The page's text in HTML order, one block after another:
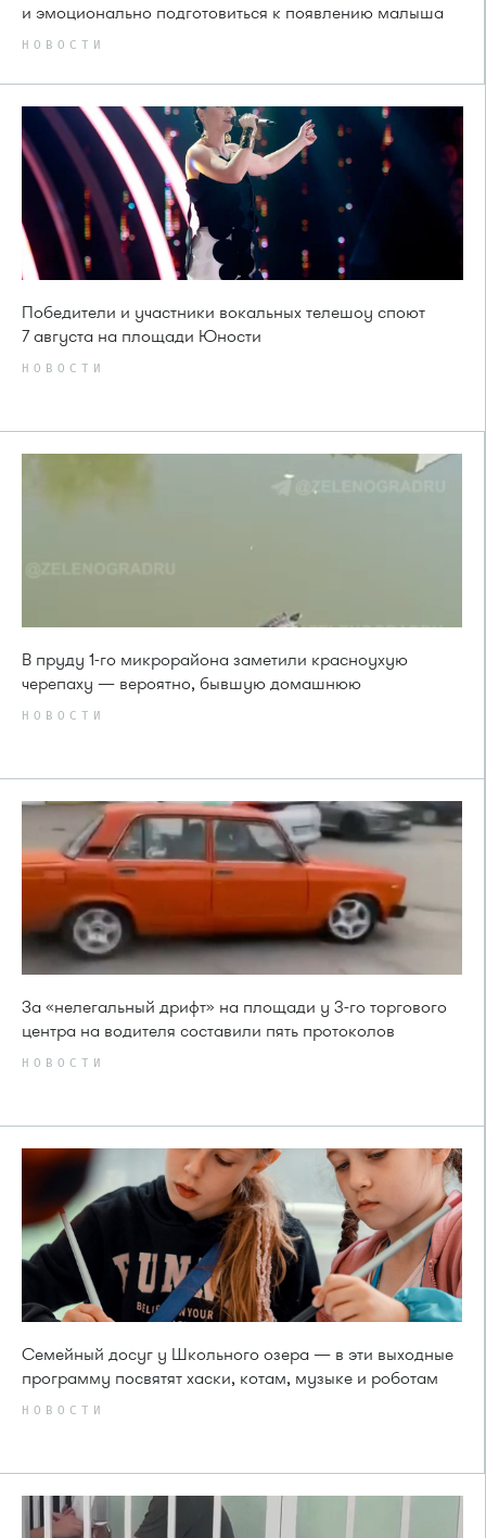
и эмоционально подготовиться к появлению малыша
НОВОСТИ
Победители и участники вокальных телешоу споют
7 августа на площади Юности
НОВОСТИ
В пруду 1-го микрорайона заметили красноухую
черепаху — вероятно, бывшую домашнюю
НОВОСТИ
За «нелегальный дрифт» на площади у 3-го торгового
центра на водителя составили пять протоколов
НОВОСТИ
Семейный досуг у Школьного озера — в эти выходные
программу посвятят хаски, котам, музыке и роботам
НОВОСТИ